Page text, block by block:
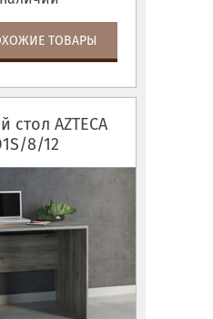
ТОВАРЫ
AZTECA
8/12